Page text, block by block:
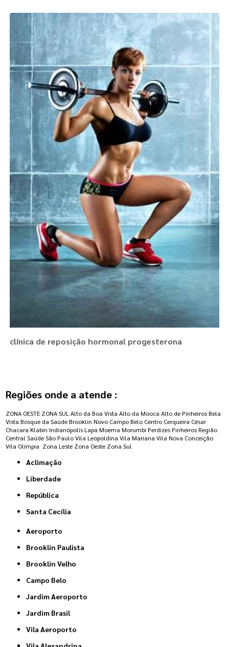
clínica de reposição hormonal progesterona
Regiões onde a atende :
ZONA OESTE ZONA SUL Alto da Boa Vista Alto da Mooca Alto de Pinheiros Bela
Vista Bosque da Saúde Brooklin Novo Campo Belo Centro Cerqueira César
Chacara Klabin Indianópolis Lapa Moema Morumbi Perdizes Pinheiros Região
Central Saúde São Paulo Vila Leopoldina Vila Mariana Vila Nova Conceição
Vila Olímpia Zona Leste Zona Oeste Zona Sul
Aclimação
Liberdade
República
Santa Cecília
Aeroporto
Brooklin Paulista
Brooklin Velho
Campo Belo
Jardim Aeroporto
Jardim Brasil
Vila Aeroporto